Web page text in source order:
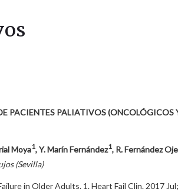
PACIENTES PALIATIVOS
Moya1, Y. Marín Fernández1, R. Fernández
(Sevilla)
in Older Adults. 1. Heart Fail Clin. 2017